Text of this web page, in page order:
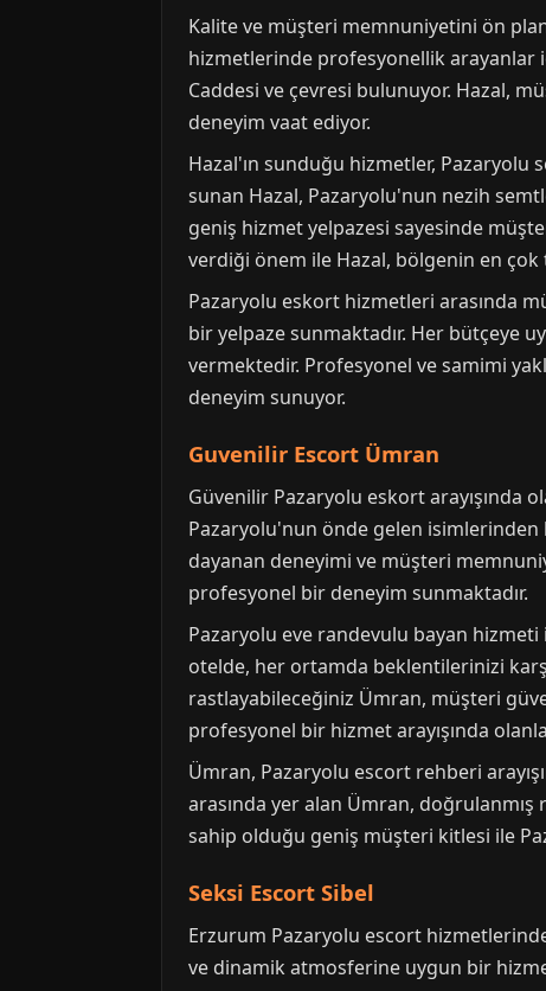
Kalite ve müşteri memnuniyetini ön
hizmetlerinde profesyonellik arayanlar
Caddesi ve çevresi bulunuyor. Hazal,
deneyim vaat ediyor.
Hazal'ın sunduğu hizmetler, Pazaryolu
sunan Hazal, Pazaryolu'nun nezih
geniş hizmet yelpazesi sayesinde
verdiği önem ile Hazal, bölgenin en
Pazaryolu eskort hizmetleri arasında
bir yelpaze sunmaktadır. Her bütçeye
vermektedir. Profesyonel ve samimi
deneyim sunuyor.
Guvenilir Escort Ümran
Güvenilir Pazaryolu eskort arayışında
Pazaryolu'nun önde gelen
dayanan deneyimi ve müşteri
profesyonel bir deneyim sunmaktadır.
Pazaryolu eve randevulu bayan
otelde, her ortamda beklentilerinizi
rastlayabileceğiniz Ümran, müşteri
profesyonel bir hizmet arayışında
Ümran, Pazaryolu escort rehberi
arasında yer alan Ümran,
sahip olduğu geniş müşteri kitlesi ile
Seksi Escort Sibel
Erzurum Pazaryolu escort
ve dinamik atmosferine uygun bir